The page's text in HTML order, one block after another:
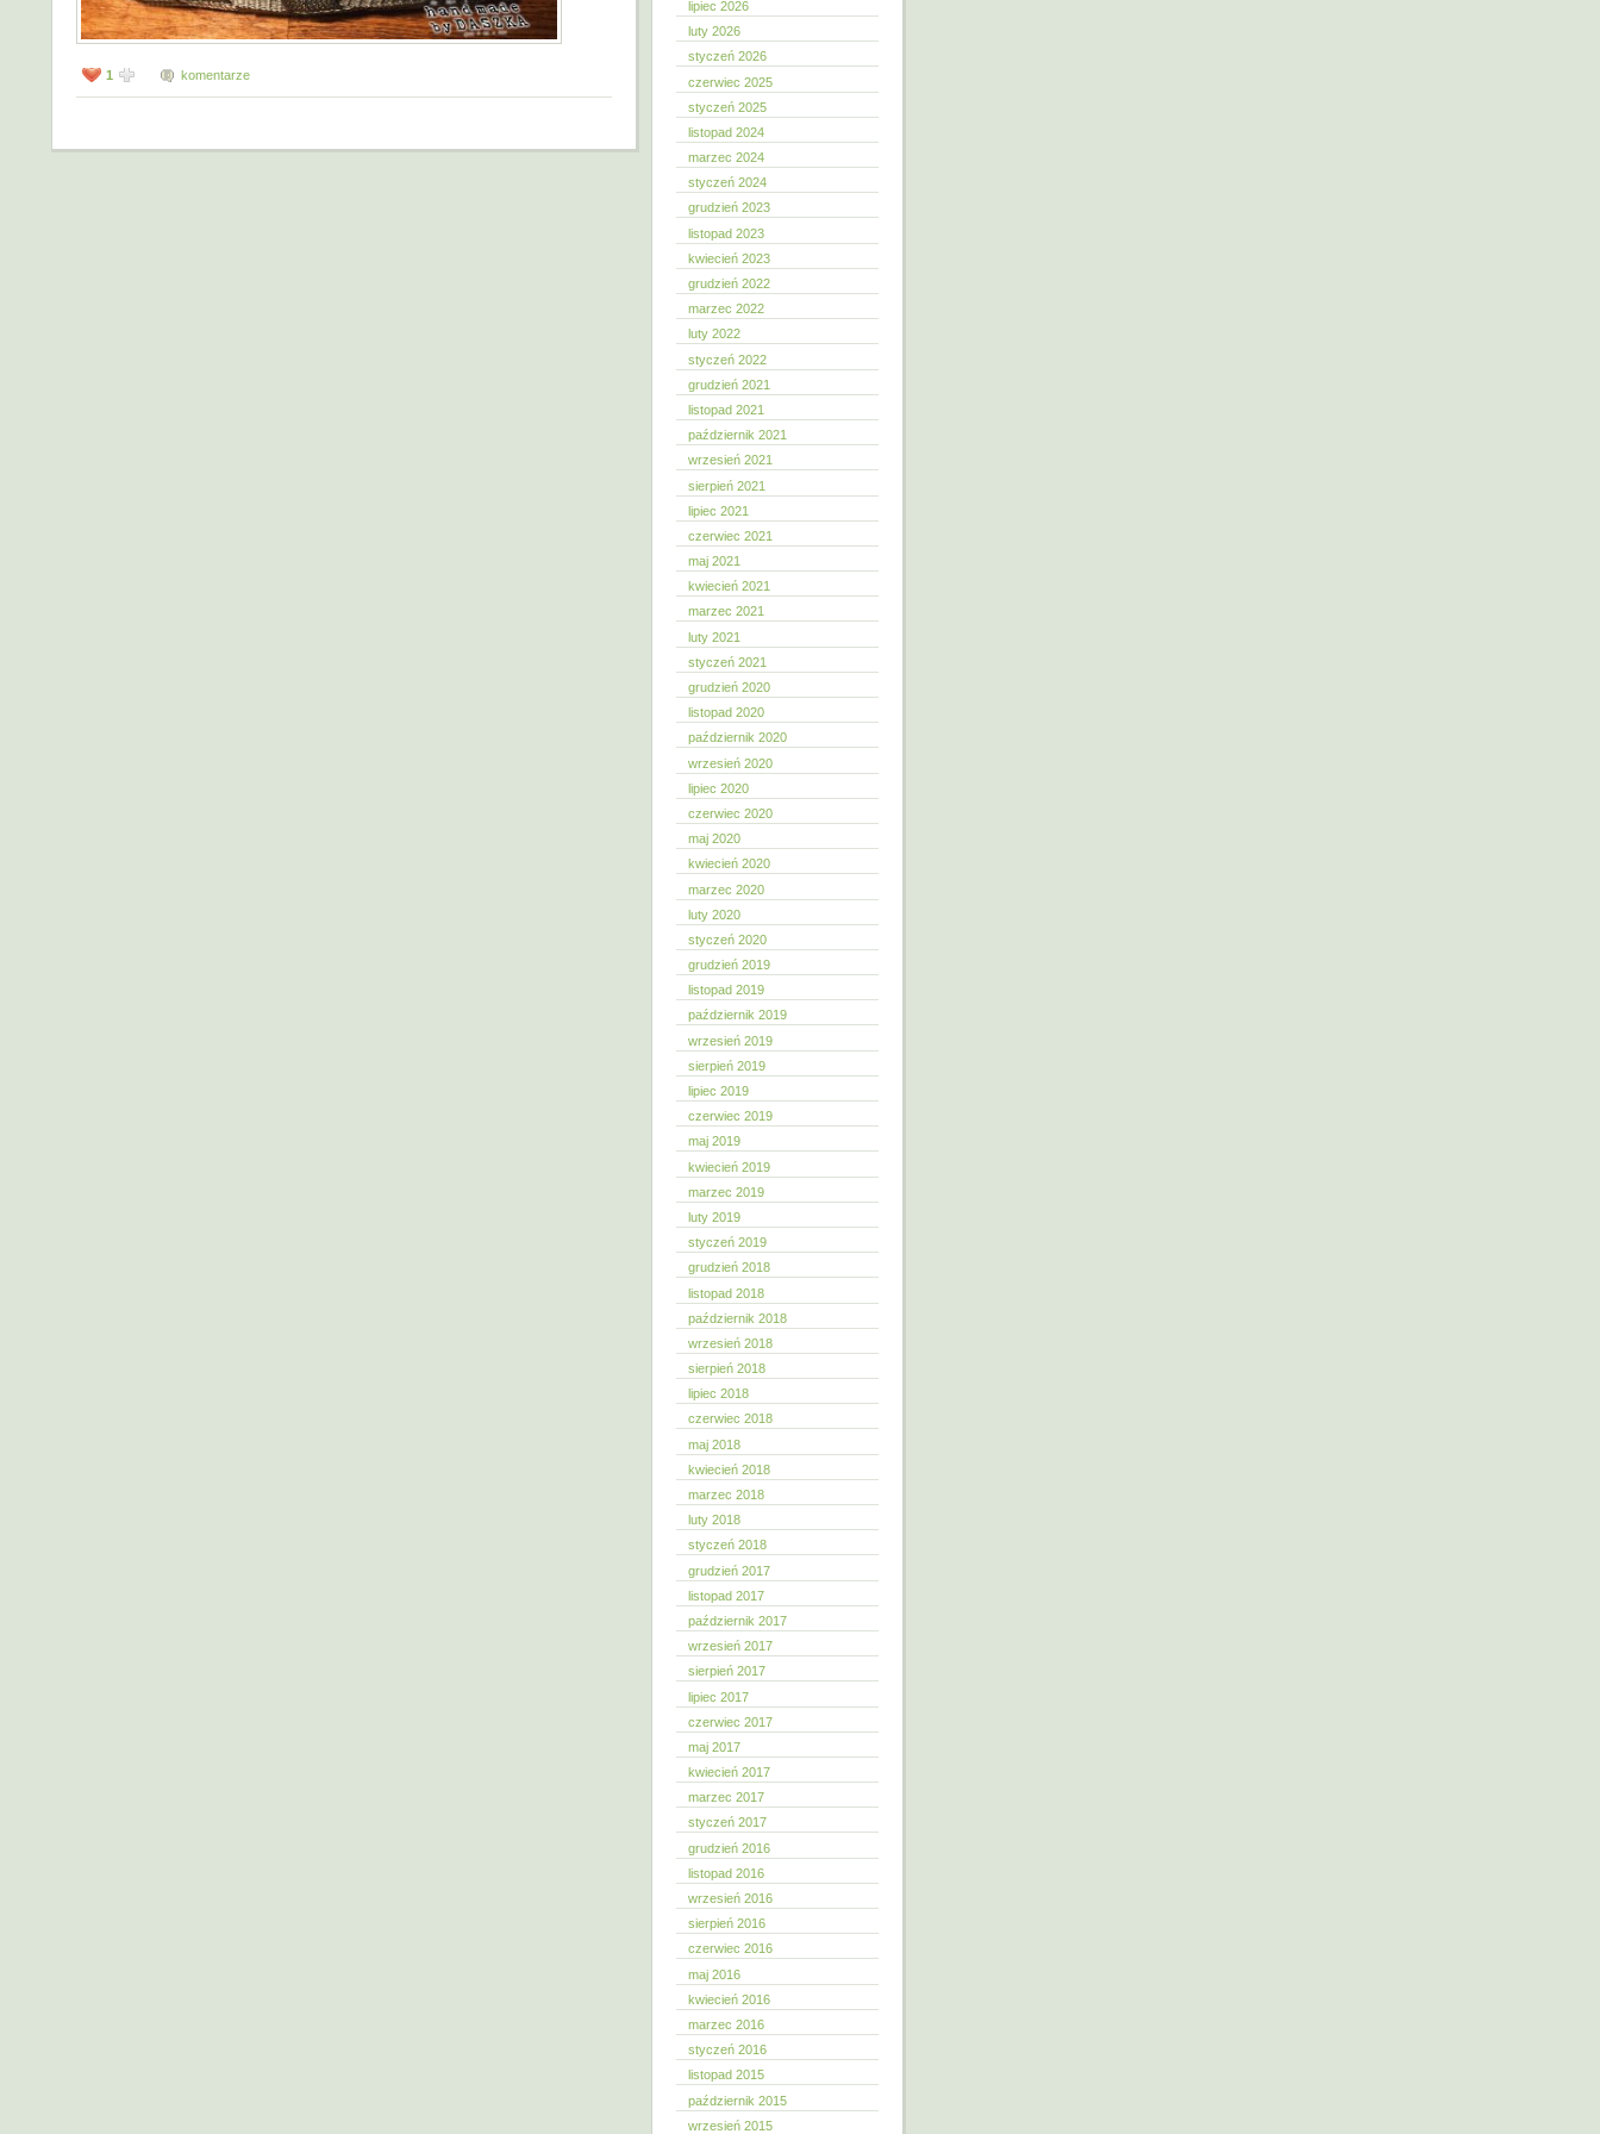
1 komentarze
lipiec 2026
luty 2026
styczeń 2026
czerwiec 2025
styczeń 2025
listopad 2024
marzec 2024
styczeń 2024
grudzień 2023
listopad 2023
kwiecień 2023
grudzień 2022
marzec 2022
luty 2022
styczeń 2022
grudzień 2021
listopad 2021
październik 2021
wrzesień 2021
sierpień 2021
lipiec 2021
czerwiec 2021
maj 2021
kwiecień 2021
marzec 2021
luty 2021
styczeń 2021
grudzień 2020
listopad 2020
październik 2020
wrzesień 2020
lipiec 2020
czerwiec 2020
maj 2020
kwiecień 2020
marzec 2020
luty 2020
styczeń 2020
grudzień 2019
listopad 2019
październik 2019
wrzesień 2019
sierpień 2019
lipiec 2019
czerwiec 2019
maj 2019
kwiecień 2019
marzec 2019
luty 2019
styczeń 2019
grudzień 2018
listopad 2018
październik 2018
wrzesień 2018
sierpień 2018
lipiec 2018
czerwiec 2018
maj 2018
kwiecień 2018
marzec 2018
luty 2018
styczeń 2018
grudzień 2017
listopad 2017
październik 2017
wrzesień 2017
sierpień 2017
lipiec 2017
czerwiec 2017
maj 2017
kwiecień 2017
marzec 2017
styczeń 2017
grudzień 2016
listopad 2016
wrzesień 2016
sierpień 2016
czerwiec 2016
maj 2016
kwiecień 2016
marzec 2016
styczeń 2016
listopad 2015
październik 2015
wrzesień 2015